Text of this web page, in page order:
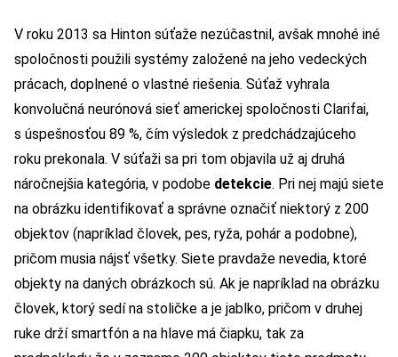
V roku 2013 sa Hinton súťaže nezúčastnil, avšak mnohé iné
spoločnosti použili systémy založené na jeho vedeckých
prácach, doplnené o vlastné riešenia. Súťaž vyhrala
konvolučná neurónová sieť americkej spoločnosti Clarifai,
s úspešnosťou 89 %, čím výsledok z predchádzajúceho
roku prekonala. V súťaži sa pri tom objavila už aj druhá
náročnejšia kategória, v podobe detekcie. Pri nej majú siete
na obrázku identifikovať a správne označiť niektorý z 200
objektov (napríklad človek, pes, ryža, pohár a podobne),
pričom musia nájsť všetky. Siete pravdaže nevedia, ktoré
objekty na daných obrázkoch sú. Ak je napríklad na obrázku
človek, ktorý sedí na stoličke a je jablko, pričom v druhej
ruke drží smartfón a na hlave má čiapku, tak za